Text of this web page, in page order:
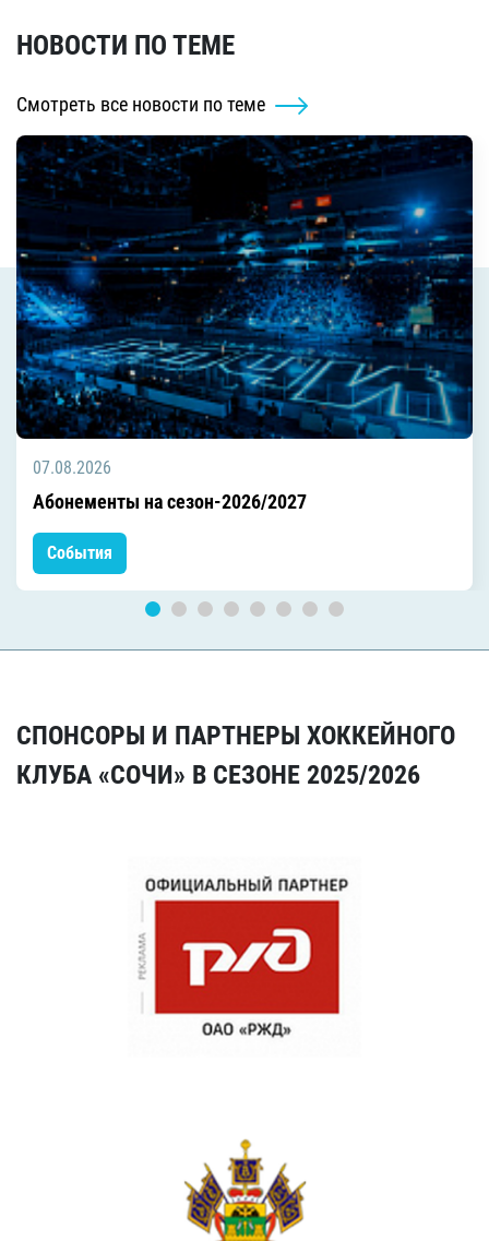
НОВОСТИ ПО ТЕМЕ
Смотреть все новости по теме
07.08.2026
Абонементы на сезон-2026/2027
События
СПОНСОРЫ И ПАРТНЕРЫ ХОККЕЙНОГО
КЛУБА «СОЧИ» В СЕЗОНЕ 2025/2026